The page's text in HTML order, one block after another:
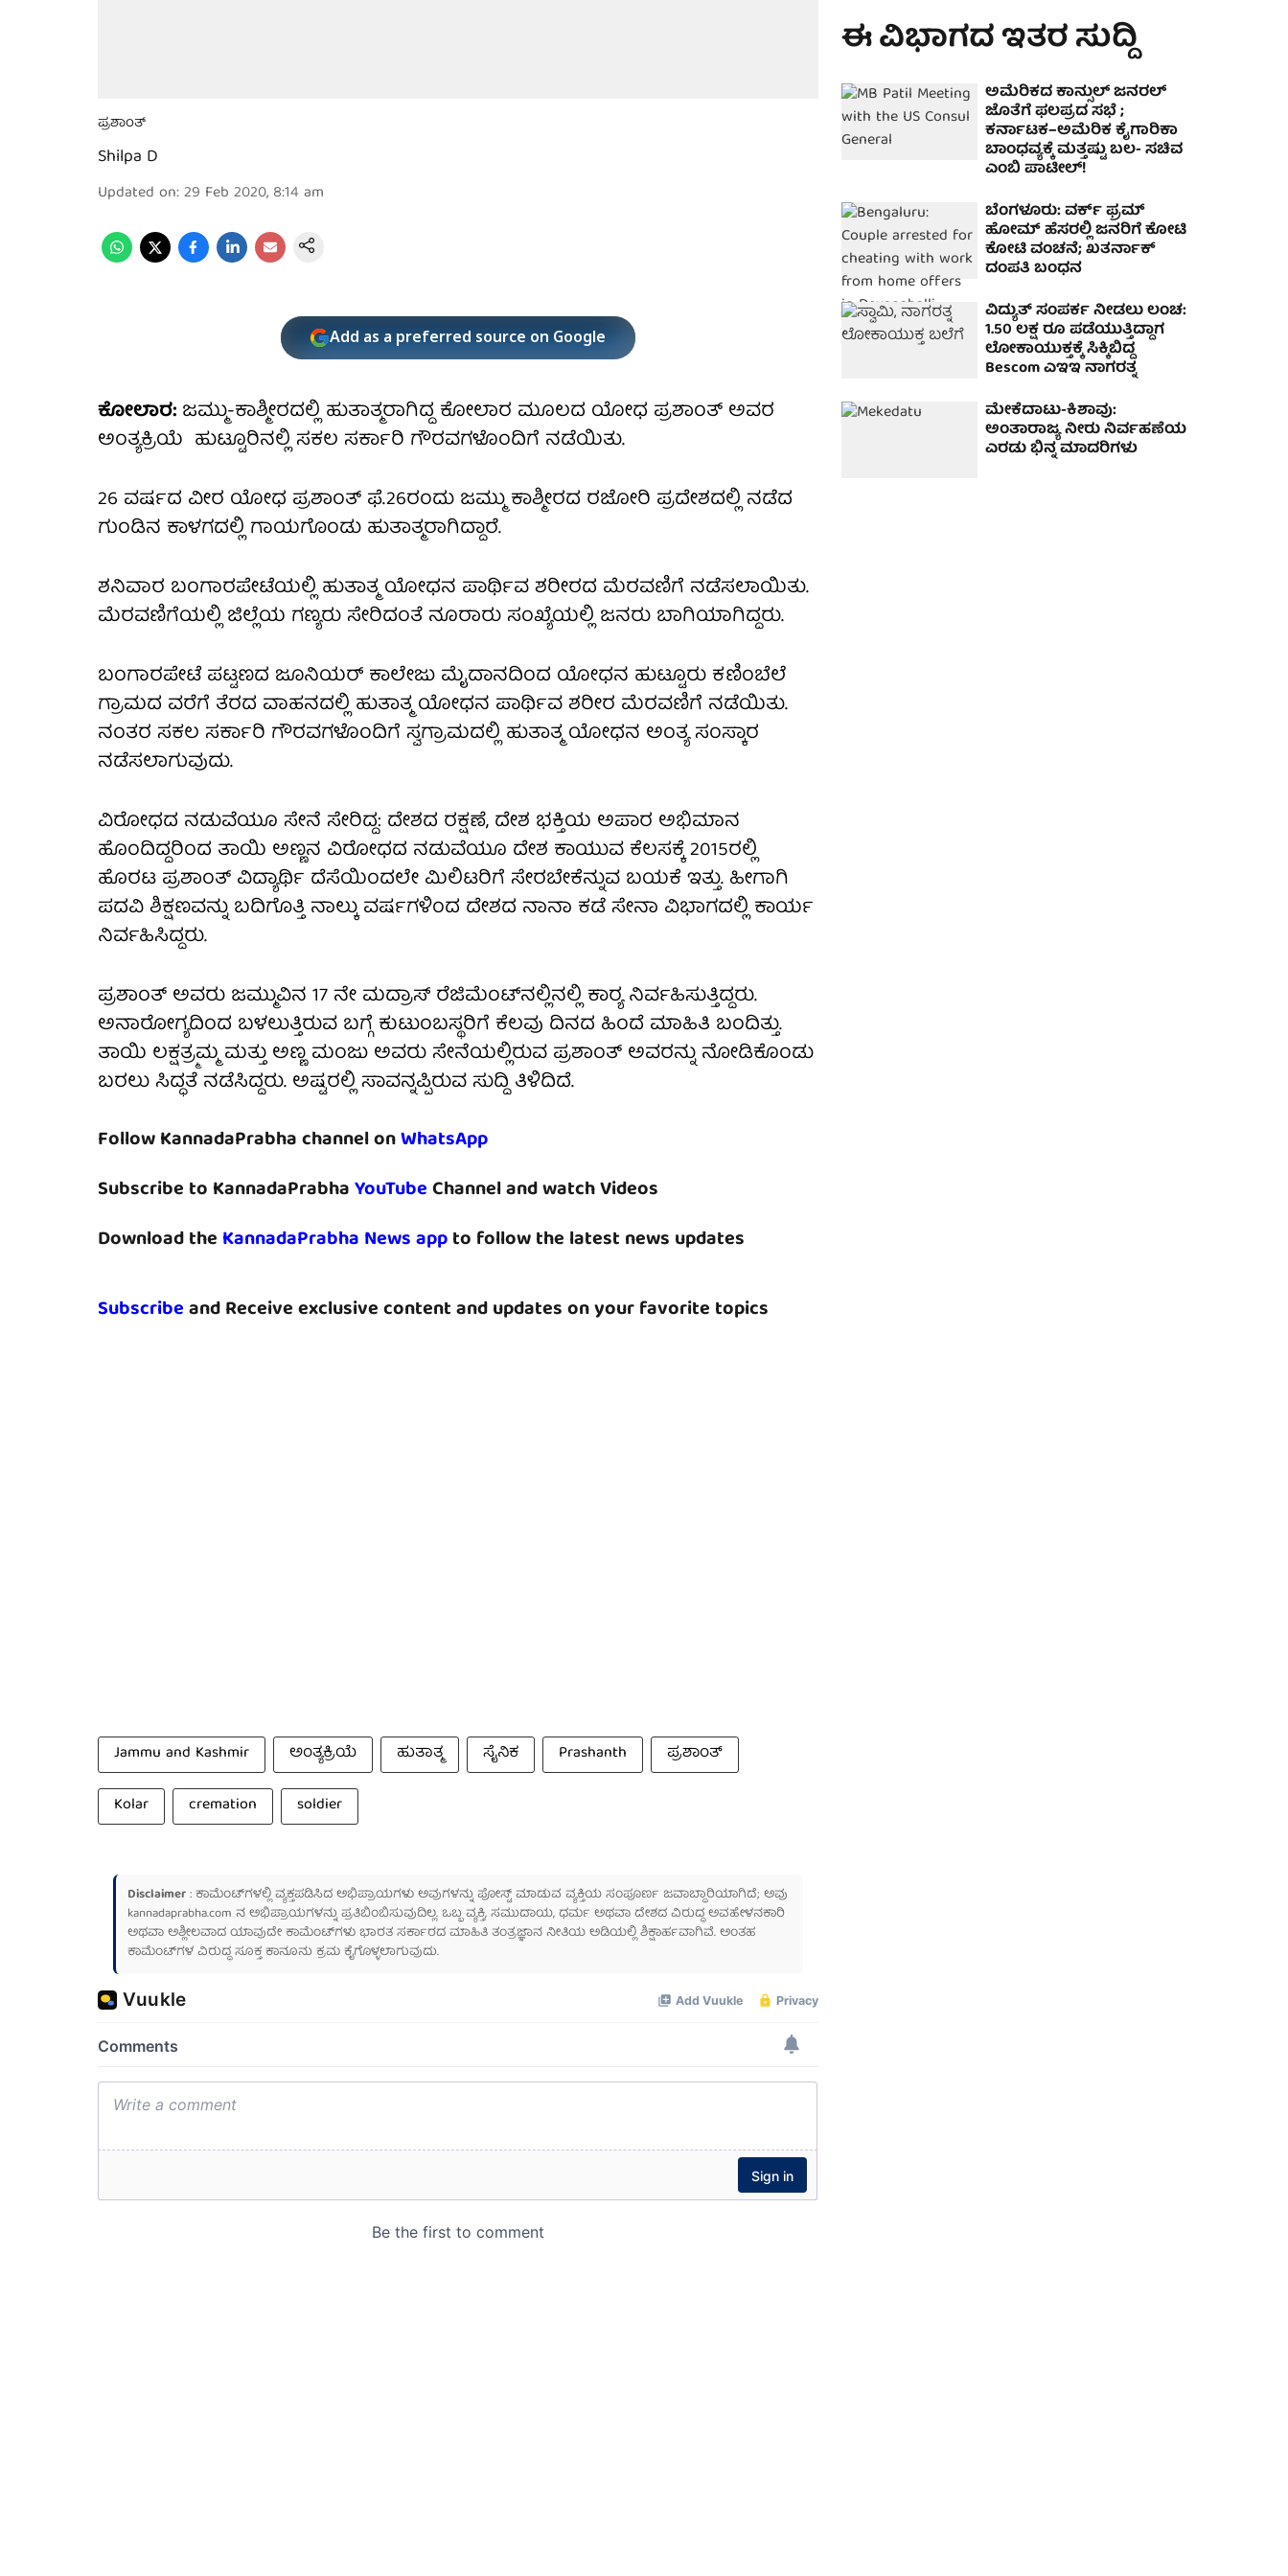
ಪ್ರಶಾಂತ್
Shilpa D
Updated on:29 Feb 2020, 8:14 am
Add as a preferred source on Google
ಕೋಲಾರ: ಜಮ್ಮು-ಕಾಶ್ಮೀರದಲ್ಲಿ ಹುತಾತ್ಮರಾಗಿದ್ದ ಕೋಲಾರ ಮೂಲದ ಯೋಧ ಪ್ರಶಾಂತ್ ಅವರ
ಅಂತ್ಯಕ್ರಿಯೆ ಹುಟ್ಟೂರಿನಲ್ಲಿ ಸಕಲ ಸರ್ಕಾರಿ ಗೌರವಗಳೊಂದಿಗೆ ನಡೆಯಿತು.
26 ವರ್ಷದ ವೀರ ಯೋಧ ಪ್ರಶಾಂತ್ ಫೆ.26ರಂದು ಜಮ್ಮು ಕಾಶ್ಮೀರದ ರಜೋರಿ ಪ್ರದೇಶದಲ್ಲಿ ನಡೆದ
ಗುಂಡಿನ ಕಾಳಗದಲ್ಲಿ ಗಾಯಗೊಂಡು ಹುತಾತ್ಮರಾಗಿದ್ದಾರೆ.
ಶನಿವಾರ ಬಂಗಾರಪೇಟೆಯಲ್ಲಿ ಹುತಾತ್ಮ ಯೋಧನ ಪಾರ್ಥಿವ ಶರೀರದ ಮೆರವಣಿಗೆ ನಡೆಸಲಾಯಿತು.
ಮೆರವಣಿಗೆಯಲ್ಲಿ ಜಿಲ್ಲೆಯ ಗಣ್ಯರು ಸೇರಿದಂತೆ ನೂರಾರು ಸಂಖ್ಯೆಯಲ್ಲಿ ಜನರು ಬಾಗಿಯಾಗಿದ್ದರು.
ಬಂಗಾರಪೇಟೆ ಪಟ್ಟಣದ ಜೂನಿಯರ್ ಕಾಲೇಜು ಮೈದಾನದಿಂದ ಯೋಧನ ಹುಟ್ಟೂರು ಕಣಿಂಬೆಲೆ
ಗ್ರಾಮದ ವರೆಗೆ ತೆರದ‌ ವಾಹನದಲ್ಲಿ ಹುತಾತ್ಮ ಯೋಧನ ಪಾರ್ಥಿವ ಶರೀರ ‌ಮೆರವಣಿಗೆ ನಡೆಯಿತು.
ನಂತರ ಸಕಲ ಸರ್ಕಾರಿ ಗೌರವಗಳೊಂದಿಗೆ ಸ್ವಗ್ರಾಮದಲ್ಲಿ ಹುತಾತ್ಮ ಯೋಧನ ಅಂತ್ಯ ಸಂಸ್ಕಾರ
ನಡೆಸಲಾಗುವುದು.
ವಿರೋಧದ ನಡುವೆಯೂ ಸೇನೆ ಸೇರಿದ್ದ: ದೇಶದ ರಕ್ಷಣೆ, ದೇಶ ಭಕ್ತಿಯ ಅಪಾರ ಅಭಿಮಾನ
ಹೊಂದಿದ್ದರಿಂದ ತಾಯಿ ಅಣ್ಣನ ವಿರೋಧದ ನಡುವೆಯೂ ದೇಶ ಕಾಯುವ ಕೆಲಸಕ್ಕೆ 2015ರಲ್ಲಿ
ಹೊರಟ ಪ್ರಶಾಂತ್‌ ವಿದ್ಯಾರ್ಥಿ ದೆಸೆಯಿಂದಲೇ ಮಿಲಿಟರಿಗೆ ಸೇರಬೇಕೆನ್ನುವ ಬಯಕೆ ಇತ್ತು. ಹೀಗಾಗಿ
ಪದವಿ ಶಿಕ್ಷಣವನ್ನು ಬದಿಗೊತ್ತಿ ನಾಲ್ಕು ವರ್ಷಗಳಿಂದ ದೇಶದ ನಾನಾ ಕಡೆ ಸೇನಾ ವಿಭಾಗದಲ್ಲಿ ಕಾರ್ಯ
ನಿರ್ವಹಿಸಿದ್ದರು.
ಪ್ರಶಾಂತ್‌ ಅವರು ಜಮ್ಮುವಿನ 17 ನೇ ಮದ್ರಾಸ್‌ ರೆಜಿಮೆಂಟ್‌ನಲ್ಲಿನಲ್ಲಿ ಕಾರ‍್ಯ ನಿರ್ವಹಿಸುತ್ತಿದ್ದರು.
ಅನಾರೋಗ್ಯದಿಂದ ಬಳಲುತ್ತಿರುವ ಬಗ್ಗೆ ಕುಟುಂಬಸ್ಥರಿಗೆ ಕೆಲವು ದಿನದ ಹಿಂದೆ ಮಾಹಿತಿ ಬಂದಿತ್ತು.
ತಾಯಿ ಲಕ್ಷತ್ರ್ಮಮ್ಮ ಮತ್ತು ಅಣ್ಣ ಮಂಜು ಅವರು ಸೇನೆಯಲ್ಲಿರುವ ಪ್ರಶಾಂತ್‌ ಅವರನ್ನು ನೋಡಿಕೊಂಡು
ಬರಲು ಸಿದ್ಧತೆ ನಡೆಸಿದ್ದರು. ಅಷ್ಟರಲ್ಲಿ ಸಾವನ್ನಪ್ಪಿರುವ ಸುದ್ದಿ ತಿಳಿದಿದೆ.
Follow KannadaPrabha channel onWhatsApp
Subscribe to KannadaPrabhaYouTubeChannel and watch Videos
Download the KannadaPrabha News appto follow the latest news updates
Subscribeand Receive exclusive content and updates on your favorite topics
Jammu and Kashmir ಅಂತ್ಯಕ್ರಿಯೆ ಹುತಾತ್ಮ ಸೈನಿಕ Prashanth
ಪ್ರಶಾಂತ್
Kolar
cremation soldier
Disclaimer: ಕಾಮೆಂಟ್‌ಗಳಲ್ಲಿ ವ್ಯಕ್ತಪಡಿಸಿದ ಅಭಿಪ್ರಾಯಗಳು ಅವುಗಳನ್ನು ಪೋಸ್ಟ್ ಮಾಡುವ ವ್ಯಕ್ತಿಯ ಸಂಪೂರ್ಣ ಜವಾಬ್ದಾರಿಯಾಗಿದೆ; ಅವು
kannadaprabha.com ನ ಅಭಿಪ್ರಾಯಗಳನ್ನು ಪ್ರತಿಬಿಂಬಿಸುವುದಿಲ್ಲ. ಒಬ್ಬ ವ್ಯಕ್ತಿ, ಸಮುದಾಯ, ಧರ್ಮ ಅಥವಾ ದೇಶದ ವಿರುದ್ಧ ಅವಹೇಳನಕಾರಿ
ಅಥವಾ ಅಶ್ಲೀಲವಾದ ಯಾವುದೇ ಕಾಮೆಂಟ್‌ಗಳು ಭಾರತ ಸರ್ಕಾರದ ಮಾಹಿತಿ ತಂತ್ರಜ್ಞಾನ ನೀತಿಯ ಅಡಿಯಲ್ಲಿ ಶಿಕ್ಷಾರ್ಹವಾಗಿವೆ. ಅಂತಹ
ಕಾಮೆಂಟ್‌ಗಳ ವಿರುದ್ಧ ಸೂಕ್ತ ಕಾನೂನು ಕ್ರಮ ಕೈಗೊಳ್ಳಲಾಗುವುದು.
ಈ ವಿಭಾಗದ ಇತರ ಸುದ್ದಿ
ಅಮೆರಿಕದ ಕಾನ್ಸುಲ್ ಜನರಲ್
ಜೊತೆಗೆ ಫಲಪ್ರದ ಸಭೆ ;
ಕರ್ನಾಟಕ–ಅಮೆರಿಕ ಕೈಗಾರಿಕಾ
ಬಾಂಧವ್ಯಕ್ಕೆ ಮತ್ತಷ್ಟು ಬಲ- ಸಚಿವ
ಎಂಬಿ ಪಾಟೀಲ್!
ಬೆಂಗಳೂರು: ವರ್ಕ್ ಫ್ರಮ್
ಹೋಮ್ ಹೆಸರಲ್ಲಿ ಜನರಿಗೆ ಕೋಟಿ
ಕೋಟಿ ವಂಚನೆ; ಖತರ್ನಾಕ್
ದಂಪತಿ ಬಂಧನ
ವಿದ್ಯುತ್ ಸಂಪರ್ಕ ನೀಡಲು ಲಂಚ:
1.50 ಲಕ್ಷ ರೂ ಪಡೆಯುತ್ತಿದ್ದಾಗ
ಲೋಕಾಯುಕ್ತಕ್ಕೆ ಸಿಕ್ಕಿಬಿದ್ದ
Bescom ಎಇಇ ನಾಗರತ್ನ
ಮೇಕೆದಾಟು-ಕಿಶಾವು:
ಅಂತಾರಾಜ್ಯ ನೀರು ನಿರ್ವಹಣೆಯ
ಎರಡು ಭಿನ್ನ ಮಾದರಿಗಳು